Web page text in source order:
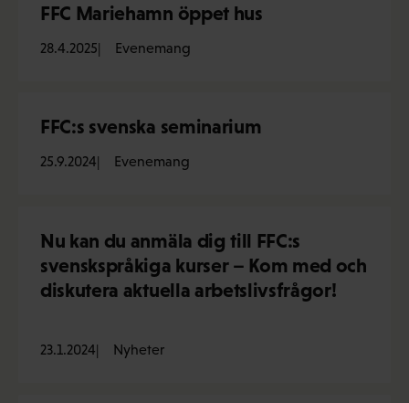
FFC Mariehamn öppet hus
28.4.2025 Evenemang
FFC:s svenska seminarium
25.9.2024 Evenemang
Nu kan du anmäla dig till FFC:s
svenskspråkiga kurser – Kom med och
diskutera aktuella arbetslivsfrågor!
23.1.2024 Nyheter